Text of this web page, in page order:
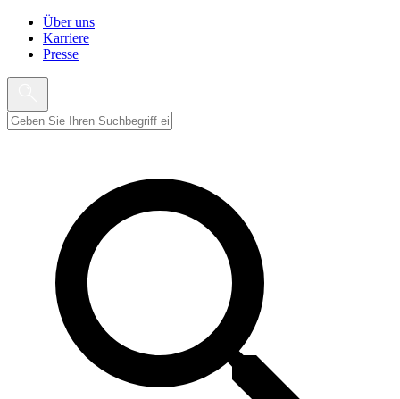
Über uns
Karriere
Presse